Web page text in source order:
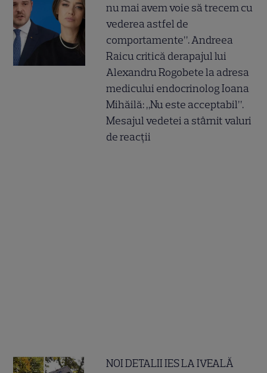
nu mai avem voie să trecem cu
vederea astfel de
comportamente”. Andreea
Raicu critică derapajul lui
Alexandru Rogobete la adresa
medicului endocrinolog Ioana
Mihăilă: „Nu este acceptabil”.
Mesajul vedetei a stârnit valuri
de reacții
NOI DETALII IES LA IVEALĂ